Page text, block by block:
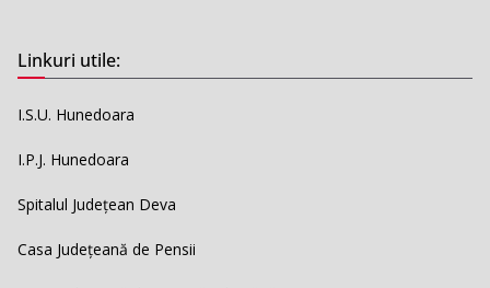
Linkuri utile:
I.S.U. Hunedoara
I.P.J. Hunedoara
Spitalul Județean Deva
Casa Județeană de Pensii